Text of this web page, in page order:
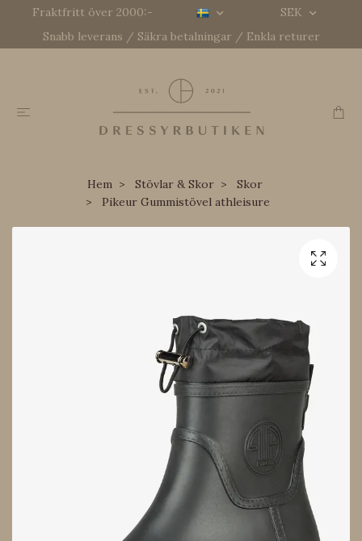
Fraktfritt över 2000:-
SEK
Snabb leverans / Säkra betalningar / Enkla returer
Hem Stövlar & Skor
Skor
Pikeur Gummistövel athleisure